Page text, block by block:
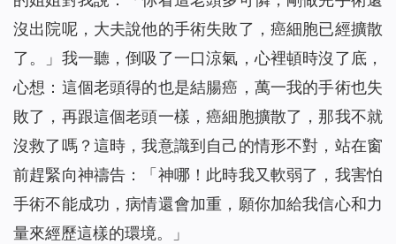
沒出院呢，大夫說他的手術失敗了，癌細胞已經擴散
了。」我一聽，倒吸了一口涼氣，心裡頓時沒了底，
心想：這個老頭得的也是結腸癌，萬一我的手術也失
敗了，再跟這個老頭一樣，癌細胞擴散了，那我不就
沒救了嗎？這時，我意識到自己的情形不對，站在窗
前趕緊向神禱告：「神哪！此時我又軟弱了，我害怕
手術不能成功，病情還會加重，願你加給我信心和力
量來經歷這樣的環境。」